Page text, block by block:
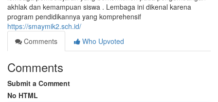
akhlak dan kemampuan siswa . Lembaga ini dikenal karena
program pendidikannya yang komprehensif
https://smaymik2.sch.id/
Comments
Who Upvoted
Comments
Submit a Comment
No HTML